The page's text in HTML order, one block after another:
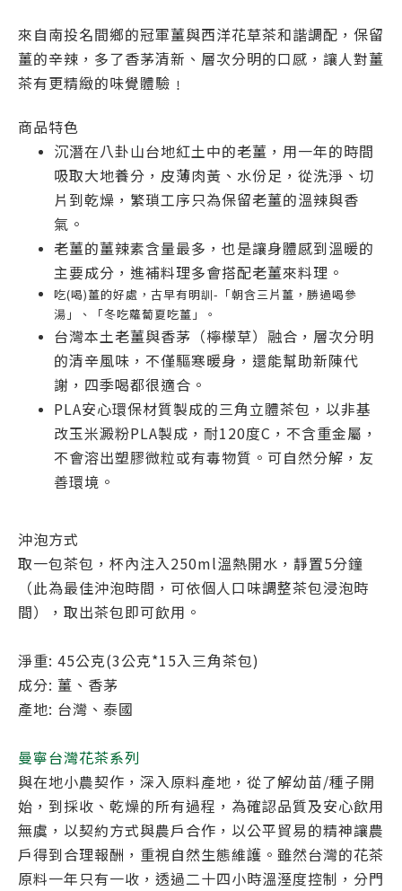
來自南投名間鄉的冠軍薑與西洋花草茶和諧調配，保留
薑的辛辣，多了香茅清新、層次分明的口感，讓人對薑
茶有更精緻的味覺體驗﹗
商品特色
沉潛在八卦山台地紅土中的老薑，用一年的時間
吸取大地養分，皮薄肉黃、水份足，從洗淨、切
片到乾燥，繁瑣工序只為保留老薑的溫辣與香
氣。
老薑的薑辣素含量最多，也是讓身體感到溫暖的
主要成分，進補料理多會搭配老薑來料理。
吃(喝)薑的好處，古早有明訓-「朝含三片薑，勝過喝參
湯」、「冬吃蘿蔔夏吃薑」。
台灣本土老薑與香茅（檸檬草）融合，層次分明
的清辛風味，不僅驅寒暖身，還能幫助新陳代
謝，四季喝都很適合。
PLA安心環保材質製成的三角立體茶包，以非基
改玉米澱粉PLA製成，耐120度C，不含重金屬，
不會溶出塑膠微粒或有毒物質。可自然分解，友
善環境。
沖泡方式
取一包茶包，杯內注入250ml溫熱開水，靜置5分鐘
（此為最佳沖泡時間，可依個人口味調整茶包浸泡時
間），取出茶包即可飲用。
淨重: 45公克(3公克*15入三角茶包)
成分: 薑、香茅
產地: 台灣、泰國
曼寧台灣花茶系列
與在地小農契作，深入原料產地，從了解幼苗/種子開
始，到採收、乾燥的所有過程，為確認品質及安心飲用
無虞，以契約方式與農戶合作，以公平貿易的精神讓農
戶得到合理報酬，重視自然生態維護。雖然台灣的花茶
原料一年只有一收，透過二十四小時溫溼度控制，分門